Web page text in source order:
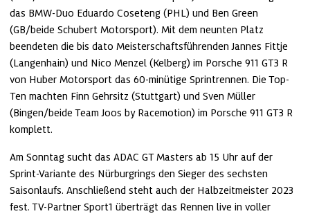
das BMW-Duo Eduardo Coseteng (PHL) und Ben Green
(GB/beide Schubert Motorsport). Mit dem neunten Platz
beendeten die bis dato Meisterschaftsführenden Jannes Fittje
(Langenhain) und Nico Menzel (Kelberg) im Porsche 911 GT3 R
von Huber Motorsport das 60-minütige Sprintrennen. Die Top-
Ten machten Finn Gehrsitz (Stuttgart) und Sven Müller
(Bingen/beide Team Joos by Racemotion) im Porsche 911 GT3 R
komplett.
Am Sonntag sucht das ADAC GT Masters ab 15 Uhr auf der
Sprint-Variante des Nürburgrings den Sieger des sechsten
Saisonlaufs. Anschließend steht auch der Halbzeitmeister 2023
fest. TV-Partner Sport1 überträgt das Rennen live in voller